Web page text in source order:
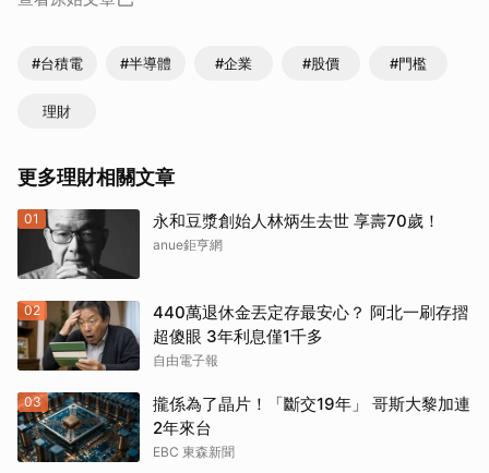
#台積電 #半導體 #企業 #股價 #門檻
理財
更多理財相關文章
01 永和豆漿創始人林炳生去世 享壽70歲！
anue鉅亨網
02
440萬退休金丟定存最安心？ 阿北一刷存摺
超傻眼 3年利息僅1千多
自由電子報
03
攏係為了晶片！「斷交19年」 哥斯大黎加連
2年來台
EBC 東森新聞